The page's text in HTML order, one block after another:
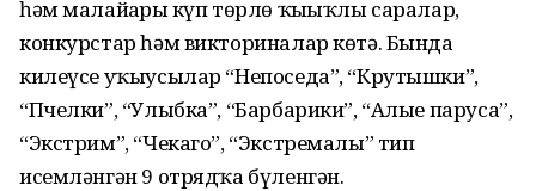
һәм малайҙарҙы күп төрлө ҡыҙыҡлы саралар,
конкурстар һәм викториналар көтә. Бында
килеүсе уҡыусылар “Непоседа”, “Крутышки”,
“Пчелки”, “Улыбка”, “Барбарики”, “Алые паруса”,
“Экстрим”, “Чекаго”, “Экстремалы” тип
исемләнгән 9 отрядҡа бүленгән.